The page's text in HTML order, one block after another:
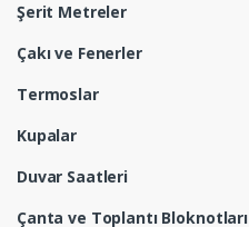
Şerit Metreler
Çakı ve Fenerler
Termoslar
Kupalar
Duvar Saatleri
Çanta ve Toplantı Bloknotları